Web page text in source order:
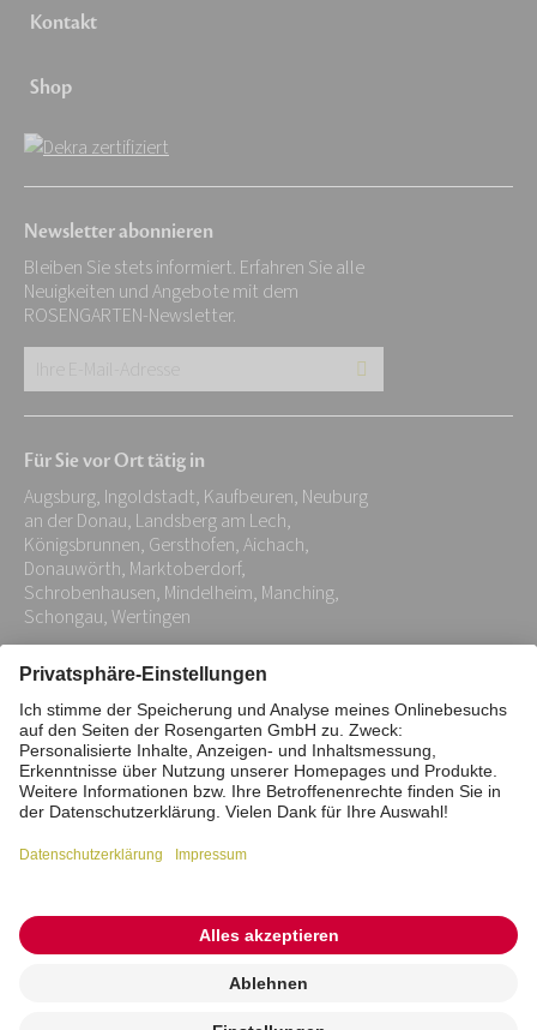
Kontakt
Shop
Newsletter abonnieren
Bleiben Sie stets informiert. Erfahren Sie alle
Neuigkeiten und Angebote mit dem
ROSENGARTEN-Newsletter.
E-
Adresse:
*
Für Sie vor Ort tätig in
Augsburg, Ingoldstadt, Kaufbeuren, Neuburg
an der Donau, Landsberg am Lech,
Königsbrunnen, Gersthofen, Aichach,
Donauwörth, Marktoberdorf,
Schrobenhausen, Mindelheim, Manching,
Schongau, Wertingen
Impressum Datenschutz
Stiftung
Interne Meldestelle
Zahlungsmittel
Barrierefreiheitserklärung
Vertrag widerrufen
© 2026 ROSENGARTEN-Tierbestattung